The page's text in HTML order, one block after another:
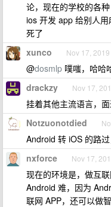
论，现在的学校的各
ios 开发 app 给别人
死了
xunco Nov 17,
@dosmlp 噗嗤，哈哈
drackzy Nov 17,
挂着其他主流语言，
Notzuonotdied
Android 转 iOS 的路
nxforce Nov 17,
现在的环境是，做互
Android 难，因为
联网 APP，还可以做